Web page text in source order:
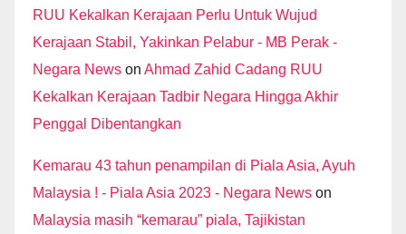
RUU Kekalkan Kerajaan Perlu Untuk Wujud
Kerajaan Stabil, Yakinkan Pelabur - MB Perak -
Negara News on Ahmad Zahid Cadang RUU
Kekalkan Kerajaan Tadbir Negara Hingga Akhir
Penggal Dibentangkan
Kemarau 43 tahun penampilan di Piala Asia, Ayuh
Malaysia ! - Piala Asia 2023 - Negara News on
Malaysia masih “kemarau” piala, Tajikistan